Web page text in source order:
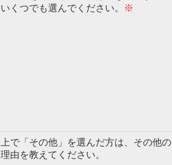
いくつでも選んでください。
※
上で「その他」を選んだ方は、その他の
理由を教えてください。